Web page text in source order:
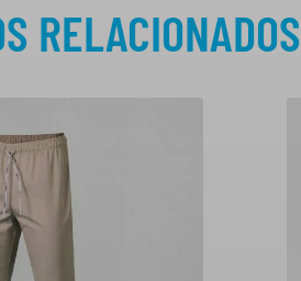
RELACIONADOS